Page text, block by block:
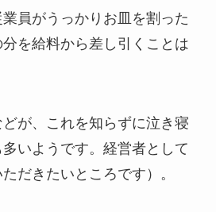
員がうっかりお皿を割った
を給料から差し引くことは
どが、これを知らずに泣き寝
いようです。経営者として
だきたいところです）。